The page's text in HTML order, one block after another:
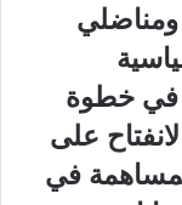
في خطوة
على
في